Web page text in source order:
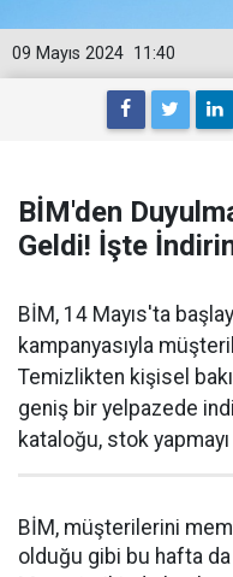
11:40
09 Mayıs 2024
BİM'den
Geldi! İşte
BİM, 14 Mayıs'ta
kampanyasıyla
Temizlikten kişisel
geniş bir yelpazede
kataloğu, stok
BİM, müşterilerini
olduğu gibi bu hafta